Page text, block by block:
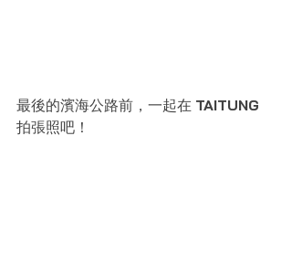
最後的濱海公路前，一起在 TAITUNG
拍張照吧！